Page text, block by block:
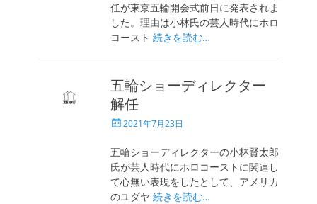
任が東京五輪開会式前日に発表されま
した。理由は小林氏の芸人時代にホロ
コースト 続きを読む…
五輪ショーディレクター
解任
投
日
2021年7月23日
五輪ショーディレクターの小林賢太郎
氏が芸人時代にホロコーストに関連し
て心無い表現をしたとして、アメリカ
のユダヤ 続きを読む…